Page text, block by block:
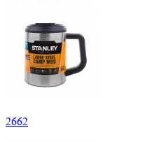
2662